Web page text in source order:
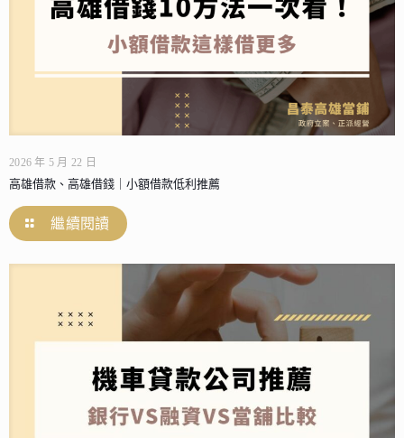
2026 年 5 月 22 日
高雄借款、高雄借錢｜小額借款低利推薦
繼續閱讀